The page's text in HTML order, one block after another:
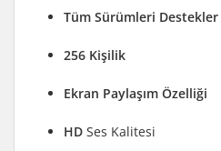
Tüm Sürümleri Destekler
256 Kişilik
Ekran Paylaşım Özelliği
HD Ses Kalitesi